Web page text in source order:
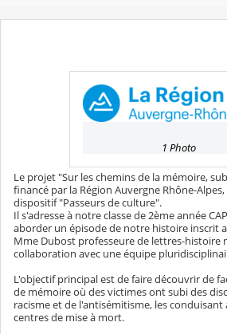
1 Photo
Le projet "Sur les chemins de la mémoire,
financé par la Région Auvergne Rhône-
dispositif "Passeurs de culture".
Il s'adresse à notre classe de 2ème année
aborder un épisode de notre histoire inscrit
Mme Dubost professeure de lettres-histoire
collaboration avec une équipe
L'objectif principal est de faire découvrir de
de mémoire où des victimes ont subi des
racisme et de l'antisémitisme, les
centres de mise à mort.